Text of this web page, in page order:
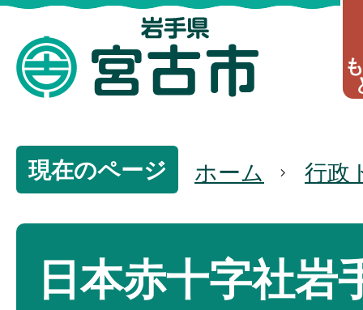
現在のページ ホーム 行政
日本赤十字社岩